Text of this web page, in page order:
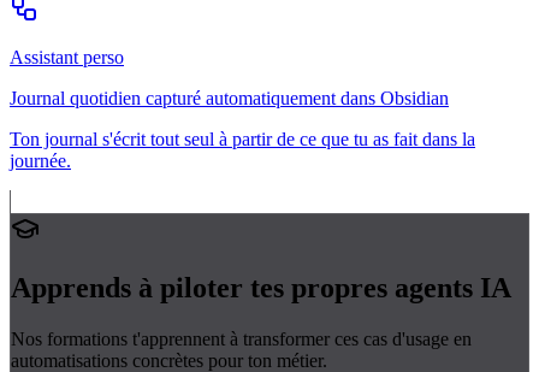
Assistant perso
Journal quotidien capturé automatiquement dans Obsidian
Ton journal s'écrit tout seul à partir de ce que tu as fait dans la
journée.
Apprends à piloter tes propres agents IA
Nos formations t'apprennent à transformer ces cas d'usage en
automatisations concrètes pour ton métier.